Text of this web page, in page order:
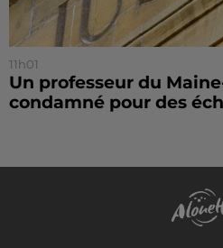
11h01
Un professeur du
condamné pour des